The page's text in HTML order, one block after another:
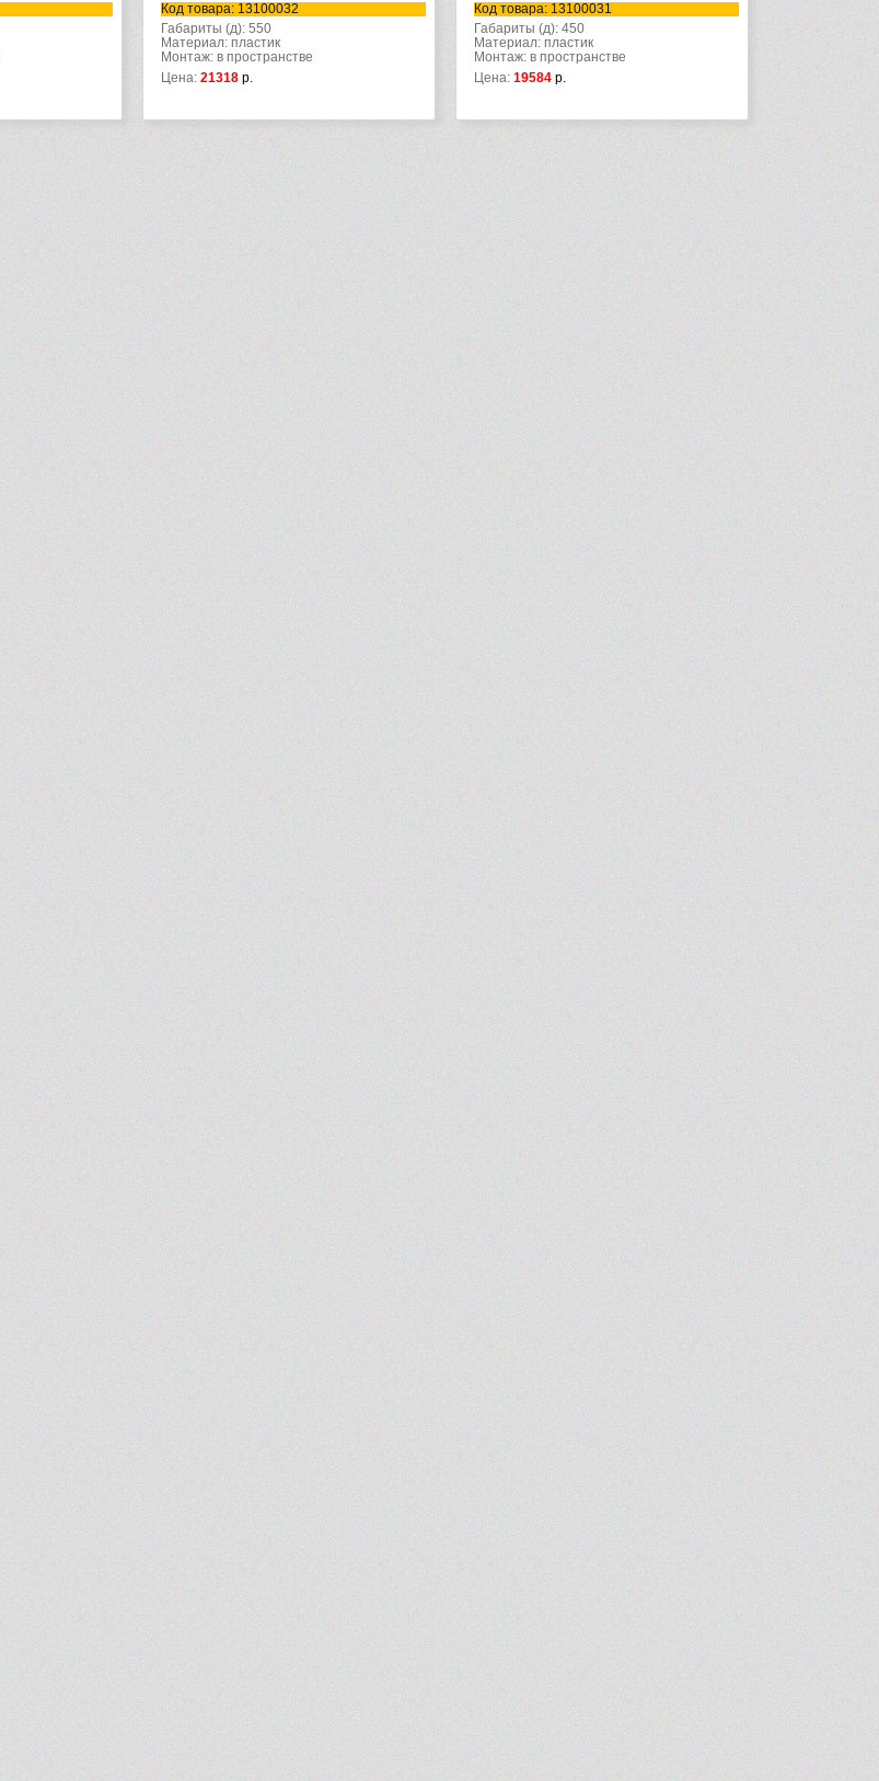
Код товара: 13100032
Габариты (д): 550
Материал: пластик
Монтаж: в пространстве
Цена: 21318 р.
Код товара: 13100031
Габариты (д): 450
Материал: пластик
Монтаж: в пространстве
Цена: 19584 р.